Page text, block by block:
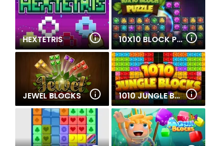
HEXTETRIS 10X10 BLOCK PUZZLE
JEWEL BLOCKS 1010 JUNGLE BLOCKS